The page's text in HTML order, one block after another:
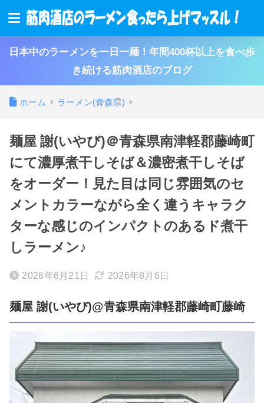
日本中のラーメンを一日一麺！年間400杯以上を食べ歩
き続ける筋肉酒店のブログ
ホーム ラーメン(青森県)
麺屋 謝 (いやび)＠青森県南津軽郡藤崎町
にて濃厚煮干しそば＆濃密煮干しそば
をオーダー！見た目は同じ雰囲気のセ
メントカラーながら全く違うキャラク
ターな感じのインパクトのあるド煮干
しラーメン♪
2026年6月21日 2026年8月6日
麺屋 謝(いやび)@青森県南津軽郡藤崎町藤崎